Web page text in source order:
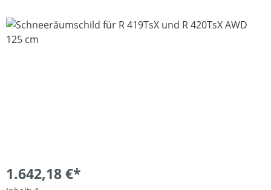
Bildergalerie überspringen
1.642,18 €*